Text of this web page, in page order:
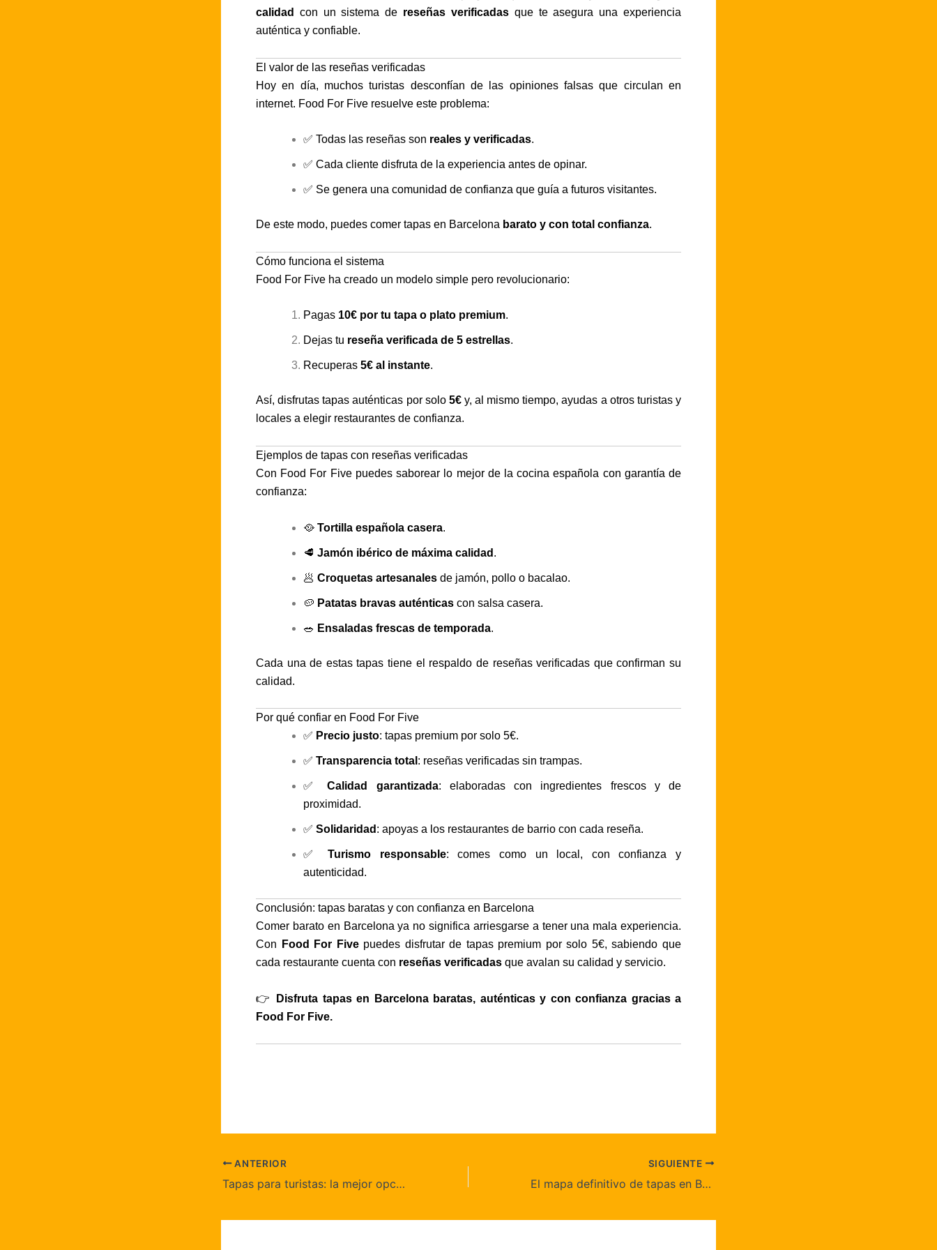
calidad
con un sistema de reseñas verificadasque te asegura una experiencia
auténtica y confiable.
El valor de las reseñas verificadas
Hoy en día, muchos turistas desconfían de las opiniones falsas que circulan en
internet. Food For Five resuelve este problema:
✅ Todas las reseñas son reales y verificadas.
✅ Cada cliente disfruta de la experiencia antes de opinar.
✅ Se genera una comunidad de confianza que guía a futuros visitantes.
De este modo, puedes comer tapas en Barcelona barato y con total confianza.
Cómo funciona el sistema
Food For Five ha creado un modelo simple pero revolucionario:
Pagas 10€ por tu tapa o plato premium.
Dejas tu reseña verificada de 5 estrellas.
Recuperas 5€ al instante.
Así, disfrutas tapas auténticas por solo 5€y, al mismo tiempo, ayudas a otros turistas y
locales a elegir restaurantes de confianza.
Ejemplos de tapas con reseñas verificadas
Con Food For Five puedes saborear lo mejor de la cocina española con garantía de
confianza:
🥘 Tortilla española casera.
🥩 Jamón ibérico de máxima calidad .
🥟 Croquetas artesanales de jamón, pollo o bacalao.
🥔 Patatas bravas auténticas con salsa casera.
🥗 Ensaladas frescas de temporada.
Cada una de estas tapas tiene el respaldo de reseñas verificadas que confirman su
calidad.
Por qué confiar en Food For Five
✅ Precio justo: tapas premium por solo 5€.
✅ Transparencia total : reseñas verificadas sin trampas.
✅Calidad garantizada: elaboradas con ingredientes frescos y de
proximidad.
✅ Solidaridad : apoyas a los restaurantes de barrio con cada reseña.
✅Turismo responsable: comes como un local, con confianza y
autenticidad.
Conclusión: tapas baratas y con confianza en Barcelona
Comer barato en Barcelona ya no significa arriesgarse a tener una mala experiencia.
Con
Food For Fivepuedes disfrutar de tapas premium por solo 5€, sabiendo que
cada restaurante cuenta con reseñas verificadas que avalan su calidad y servicio.
👉
Disfruta tapas en Barcelona baratas, auténticas y con confianza gracias a
Food For Five.
ANTERIOR
Tapas para turistas: la mejor opción gastronómica low cost en Barcelona
SIGUIENTE
El mapa definitivo de tapas en Barcelona a precio económico